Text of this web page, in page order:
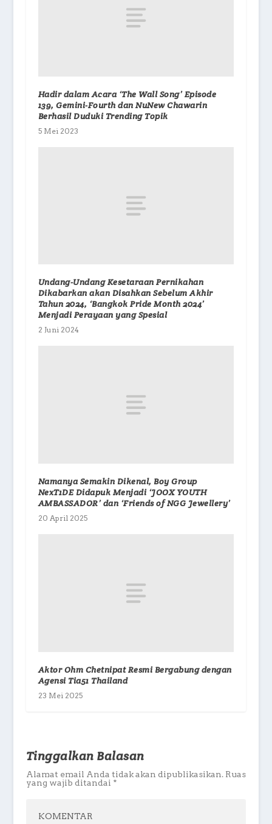
Hadir dalam Acara ‘The Wall Song’ Episode
139, Gemini-Fourth dan NuNew Chawarin
Berhasil Duduki Trending Topik
5 Mei 2023
Undang-Undang Kesetaraan Pernikahan
Dikabarkan akan Disahkan Sebelum Akhir
Tahun 2024, ‘Bangkok Pride Month 2024’
Menjadi Perayaan yang Spesial
2 Juni 2024
Namanya Semakin Dikenal, Boy Group
NexT1DE Didapuk Menjadi ‘JOOX YOUTH
AMBASSADOR’ dan ‘Friends of NGG Jewellery’
20 April 2025
Aktor Ohm Chetnipat Resmi Bergabung dengan
Agensi Tia51 Thailand
23 Mei 2025
Tinggalkan Balasan
Alamat email Anda tidak akan dipublikasikan. Ruas
yang wajib ditandai *